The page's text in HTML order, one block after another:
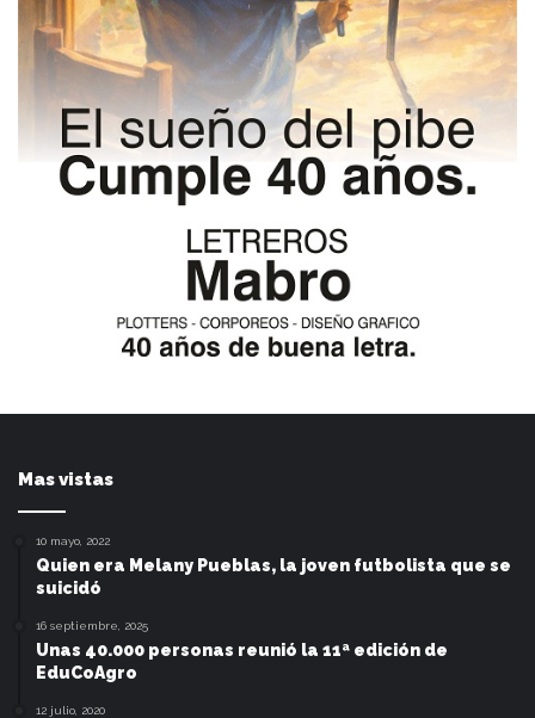
Mas vistas
10 mayo, 2022
Quien era Melany Pueblas, la joven futbolista que se
suicidó
16 septiembre, 2025
Unas 40.000 personas reunió la 11ª edición de
EduCoAgro
12 julio, 2020